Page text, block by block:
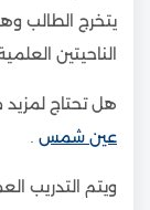
يتخرج الطالب
الناحيتين
هل تحتاج
عين شمس
ويتم